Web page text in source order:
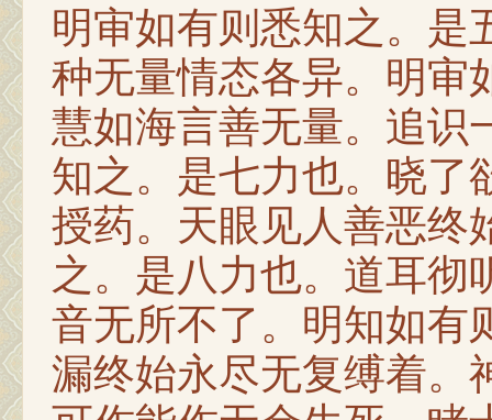
明审如有则悉知之。是
种无量情态各异。明审
慧如海言善无量。追识
知之。是七力也。晓了
授药。天眼见人善恶终
之。是八力也。道耳彻
音无所不了。明知如有
漏终始永尽无复缚着。